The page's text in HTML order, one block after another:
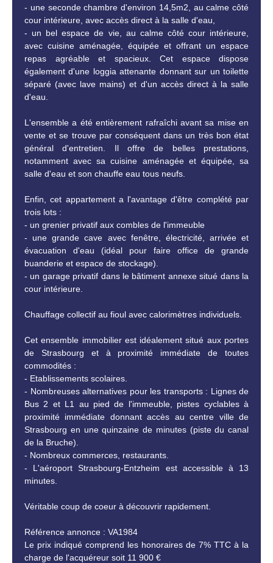
- une seconde chambre d'environ 14,5m2, au calme côté
cour intérieure, avec accès direct à la salle d'eau,
- un bel espace de vie, au calme côté cour intérieure,
avec cuisine aménagée, équipée et offrant un espace
repas agréable et spacieux. Cet espace dispose
également d'une loggia attenante donnant sur un toilette
séparé (avec lave mains) et d'un accès direct à la salle
d'eau.
L'ensemble a été entièrement rafraîchi avant sa mise en
vente et se trouve par conséquent dans un très bon état
général d'entretien. Il offre de belles prestations,
notamment avec sa cuisine aménagée et équipée, sa
salle d'eau et son chauffe eau tous neufs.
Enfin, cet appartement a l'avantage d'être complété par
trois lots :
- un grenier privatif aux combles de l'immeuble
- une grande cave avec fenêtre, électricité, arrivée et
évacuation d'eau (idéal pour faire office de grande
buanderie et espace de stockage).
- un garage privatif dans le bâtiment annexe situé dans la
cour intérieure.
Chauffage collectif au fioul avec calorimètres individuels.
Cet ensemble immobilier est idéalement situé aux portes
de Strasbourg et à proximité immédiate de toutes
commodités :
- Etablissements scolaires.
- Nombreuses alternatives pour les transports : Lignes de
Bus 2 et L1 au pied de l'immeuble, pistes cyclables à
proximité immédiate donnant accès au centre ville de
Strasbourg en une quinzaine de minutes (piste du canal
de la Bruche).
- Nombreux commerces, restaurants.
- L'aéroport Strasbourg-Entzheim est accessible à 13
minutes.
Véritable coup de coeur à découvrir rapidement.
Référence annonce : VA1984
Le prix indiqué comprend les honoraires de 7% TTC à la
charge de l'acquéreur soit 11 900 €